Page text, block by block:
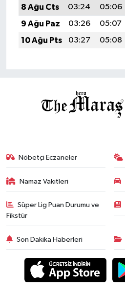
8 Ağu Cts
03:24 05:06
9 Ağu Paz
03:26 05:07
10 Ağu Pts
03:27 05:08
Nöbetçi Eczaneler
Namaz Vakitleri
Süper Lig Puan Durumu ve
Fikstür
Son Dakika Haberleri